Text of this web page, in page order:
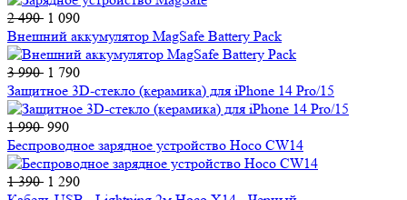
2 490 1 090
Внешний аккумулятор MagSafe Battery Pack
3 990 1 790
Защитное 3D-стекло (керамика) для iPhone 14 Pro/15
1 990 990
Беспроводное зарядное устройство Hoco CW14
1 390 1 290